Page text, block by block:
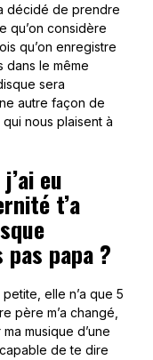
décidé de prendre
qu’on considère
qu’on enregistre
dans le même
sera
autre façon de
nous plaisent à
eu
t’a
papa ?
elle n’a que 5
père m’a changé,
musique d’une
de te dire